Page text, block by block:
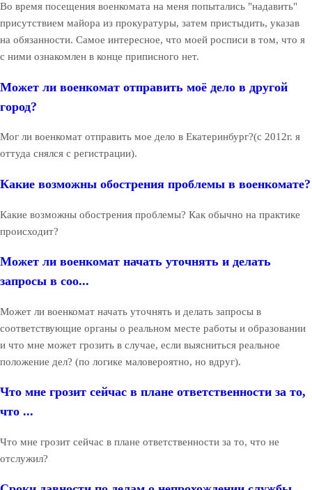
Во время посещения военкомата на меня попытались "надавить"
присутствием майора из прокуратуры, затем пристыдить, указав
на обязанности. Самое интересное, что моей росписи в том, что я
с ними ознакомлен в конце приписного нет.
Может ли военкомат отправить моё дело в другой
город?
Мог ли военкомат отправить мое дело в Екатеринбург?(с 2012г. я
оттуда снялся с регистрации).
Какие возможны обострения проблемы в военкомате?
Какие возможны обострения проблемы? Как обычно на практике
происходит?
Может ли военкомат начать уточнять и делать
запросы в соо...
Может ли военкомат начать уточнять и делать запросы в
соответствующие органы о реальном месте работы и образовании
и что мне может грозить в случае, если выясниться реальное
положение дел? (по логике маловероятно, но вдруг).
Что мне грозит сейчас в плане ответственности за то,
что ...
Что мне грозит сейчас в плане ответственности за то, что не
отслужил?